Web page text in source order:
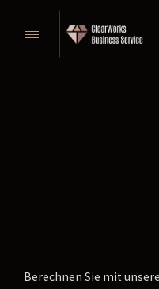
Berechnen Sie mit